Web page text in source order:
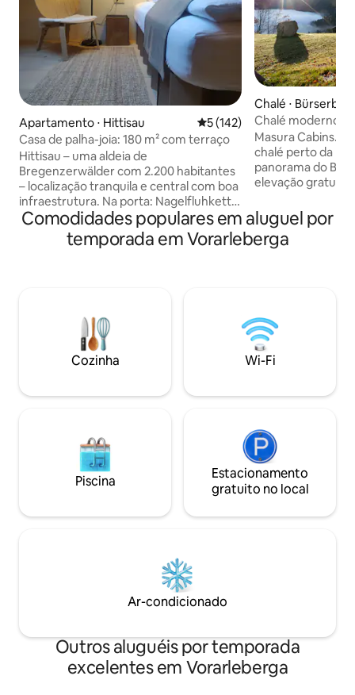
Apartamento ⋅ Hittisau 5 de uma avaliação média de
5 (142)
Casa de palha-joia: 180 m² com terraço
Hittisau – uma aldeia de
Bregenzerwälder com 2.200 habitantes
– localização tranquila e central com boa
infraestrutura. Na porta: Nagelfluhkette
e Hittisberg – ideal para caminhadas com
toda a família e excursões em
Vorarlberg, Suíça e Allgäu. Lake
Balderschwang (10 min). Localizada
diretamente na trilha de esqui cross-
country, a casa de palha construída de
forma sustentável convida você a uma
Chalé ⋅
Chalé moderno
incríveis
Masura Cabins.
chalé perto da
panorama do
elevação gratuito
construídos por
oferecem vistas
e as montanhas do
caminhar e
esqui e
Brandnertal
Comodidades populares em aluguel por
temporada em Vorarleberga
Cozinha Wi-Fi
Piscina
Estacionamento
gratuito no local
Ar-condicionado
Outros aluguéis por temporada
excelentes em Vorarleberga